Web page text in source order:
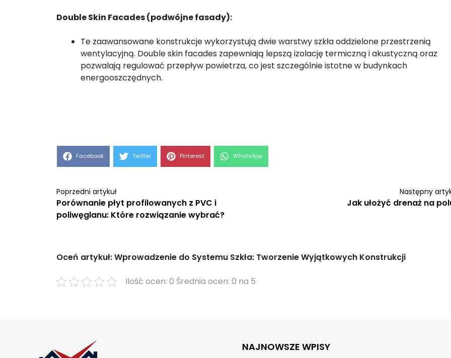
Double Skin Facades (podwójne fasady):
Te zaawansowane konstrukcje wykorzystują dwie warstwy szkła oddzielone przestrzenią
wentylacyjną. Double skin facades zapewniają lepszą izolację termiczną i akustyczną oraz
pozwalają regulować przepływ powietrza, co jest szczególnie istotne w budynkach
energooszczędnych.
Share
Facebook Share
Twitter Share
Pinterest Share
WhatsApp
Poprzedni artykuł
Porównanie płyt profilowanych z PVC i
poliwęglanu: Które rozwiązanie wybrać?
Następny
Jak ułożyć drenaż na
Oceń artykuł: Wprowadzenie do Systemu Szkła: Tworzenie Wyjątkowych Konstrukcji
Ilość ocen: 0 Średnia ocen: 0 na 5
NAJNOWSZE WPISY